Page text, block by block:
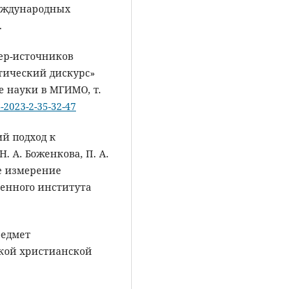
источников
дискурс»
науки в МГИМО, т.
2-35-32-47
подход к
А. Боженкова, П. А.
измерение
института
христианской